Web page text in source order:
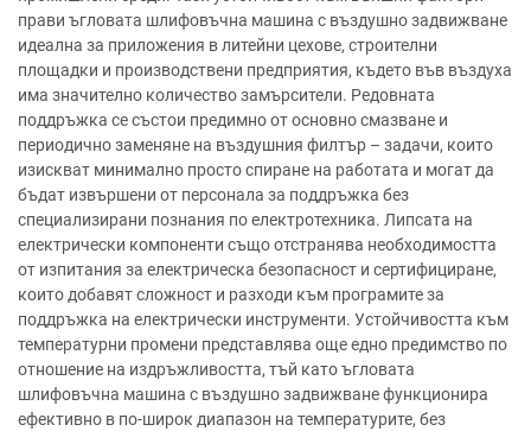
прави ъгловата шлифовъчна машина с въздушно задвижване
идеална за приложения в литейни цехове, строителни
площадки и производствени предприятия, където във въздуха
има значително количество замърсители. Редовната
поддръжка се състои предимно от основно смазване и
периодично заменяне на въздушния филтър – задачи, които
изискват минимално просто спиране на работата и могат да
бъдат извършени от персонала за поддръжка без
специализирани познания по електротехника. Липсата на
електрически компоненти също отстранява необходимостта
от изпитания за електрическа безопасност и сертифициране,
които добавят сложност и разходи към програмите за
поддръжка на електрически инструменти. Устойчивостта към
температурни промени представлява още едно предимство по
отношение на издръжливостта, тъй като ъгловата
шлифовъчна машина с въздушно задвижване функционира
ефективно в по-широк диапазон на температурите, без